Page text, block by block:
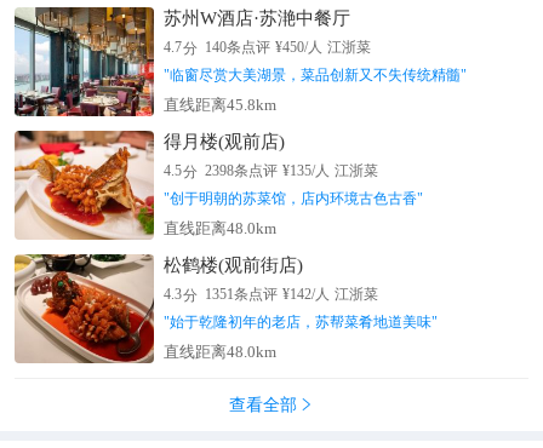
苏州W酒店·苏滟中餐厅
4.7分 140条点评 ¥450/人 江浙菜
"临窗尽赏大美湖景，菜品创新又不失传统精髓"
直线距离45.8km
得月楼(观前店)
4.5分 2398条点评 ¥135/人 江浙菜
"创于明朝的苏菜馆，店内环境古色古香"
直线距离48.0km
松鹤楼(观前街店)
4.3分 1351条点评 ¥142/人 江浙菜
"始于乾隆初年的老店，苏帮菜肴地道美味"
直线距离48.0km
查看全部 